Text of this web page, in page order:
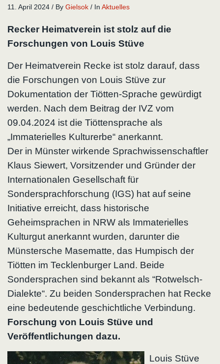
11. April 2024 / By Gielsok / In Aktuelles
Recker Heimatverein ist stolz auf die
Forschungen von Louis Stüve
Der Heimatverein Recke ist stolz darauf, dass
die Forschungen von Louis Stüve zur
Dokumentation der Tiötten-Sprache gewürdigt
werden. Nach dem Beitrag der IVZ vom
09.04.2024 ist die Tiöttensprache als
„Immaterielles Kulturerbe“ anerkannt.
Der in Münster wirkende Sprachwissenschaftler
Klaus Siewert, Vorsitzender und Gründer der
Internationalen Gesellschaft für
Sondersprachforschung (IGS) hat auf seine
Initiative erreicht, dass historische
Geheimsprachen in NRW als Immaterielles
Kulturgut anerkannt wurden, darunter die
Münstersche Masematte, das Humpisch der
Tiötten im Tecklenburger Land. Beide
Sondersprachen sind bekannt als “Rotwelsch-
Dialekte“. Zu beiden Sondersprachen hat Recke
eine bedeutende geschichtliche Verbindung.
Forschung von Louis Stüve und
Veröffentlichungen dazu.
Louis Stüve